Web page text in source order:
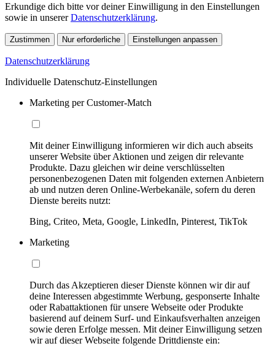
Erkundige dich bitte vor deiner Einwilligung in den Einstellungen
sowie in unsererDatenschutzerklärung.
Zustimmen Nur erforderliche Einstellungen anpassen
Datenschutzerklärung
Individuelle Datenschutz-Einstellungen
Marketing per Customer-Match
Mit deiner Einwilligung informieren wir dich auch abseits
unserer Website über Aktionen und zeigen dir relevante
Produkte. Dazu gleichen wir deine verschlüsselten
personenbezogenen Daten mit folgenden externen Anbietern
ab und nutzen deren Online-Werbekanäle, sofern du deren
Dienste bereits nutzt:
Bing, Criteo, Meta, Google, LinkedIn, Pinterest, TikTok
Marketing
Durch das Akzeptieren dieser Dienste können wir dir auf
deine Interessen abgestimmte Werbung, gesponserte Inhalte
oder Rabattaktionen für unsere Webseite oder Produkte
basierend auf deinem Surf- und Einkaufsverhalten anzeigen
sowie deren Erfolge messen. Mit deiner Einwilligung setzen
wir auf dieser Webseite folgende Drittdienste ein: